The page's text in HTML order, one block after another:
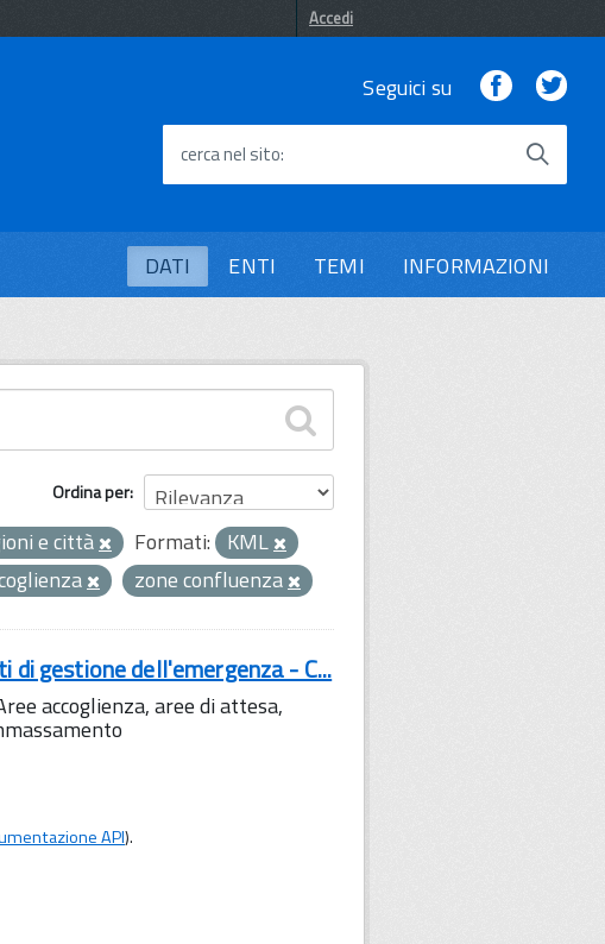
Accedi
Seguici su Facebook
cerca nel sito
DATI ENTI TEMI INFORMAZIONI
Ordina per
e città Formati: KML
zone confluenza
di gestione dell'emergenza - C...
accoglienza, aree di attesa,
API).